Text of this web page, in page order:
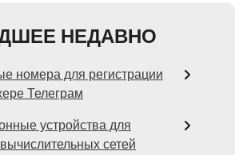
НЕДАВНО
номера для регистрации
Телеграм
устройства для
сетей